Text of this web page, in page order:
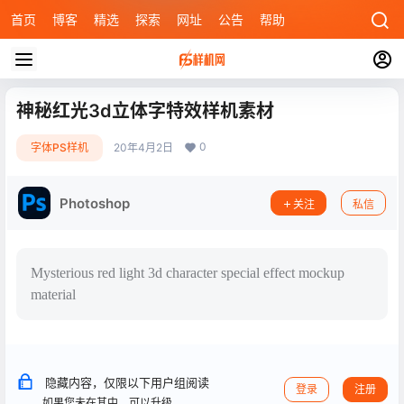
首页 博客 精选 探索 网址 公告 帮助
神秘红光3d立体字特效样机素材
字体PS样机 20年4月2日 0
Photoshop 关注 私信
Mysterious red light 3d character special effect mockup
material
隐藏内容，仅限以下用户组阅读 登录 注册